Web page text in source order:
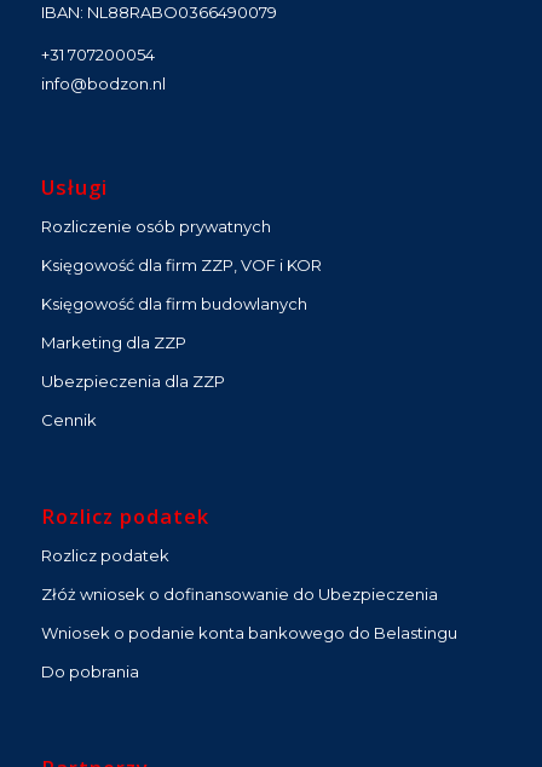
IBAN: NL88RABO0366490079
+31 707200054
info@bodzon.nl
Usługi
Rozliczenie osób prywatnych
Księgowość dla firm ZZP, VOF i KOR
Księgowość dla firm budowlanych
Marketing dla ZZP
Ubezpieczenia dla ZZP
Cennik
Rozlicz podatek
Rozlicz podatek
Złóż wniosek o dofinansowanie do Ubezpieczenia
Wniosek o podanie konta bankowego do Belastingu
Do pobrania